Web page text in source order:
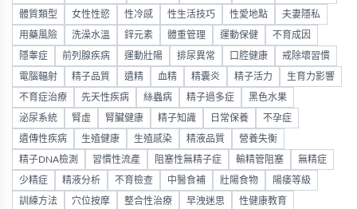
體質類型 女性性慾 性冷感 性生活技巧 性愛地點 夫妻隱私
用藥風險 洗澡水溫 鋅元素 體重管理 運動保健 不育成因
隱睾症 前列腺疾病 運動壯陽 排尿異常 口腔健康 戒除壞習慣
電腦輻射 精子品質 遺精 血精 精囊炎 精子活力 生育力影響
不育症治療 先天性疾病 絲蟲病 精子過多症 黑色水果
泌尿系統 腎虛 腎臟健康 精子知識 日常保養 不孕症
遺傳性疾病 生殖健康 生殖感染 精液品質 營養失衡
精子DNA檢測 習慣性流產 阻塞性無精子症 輸精管阻塞 無精症
少精症 精液分析 不育檢查 中醫食補 壯陽食物 陽痿等級
訓練方法 穴位按摩 整合性治療 早洩迷思 性健康教育